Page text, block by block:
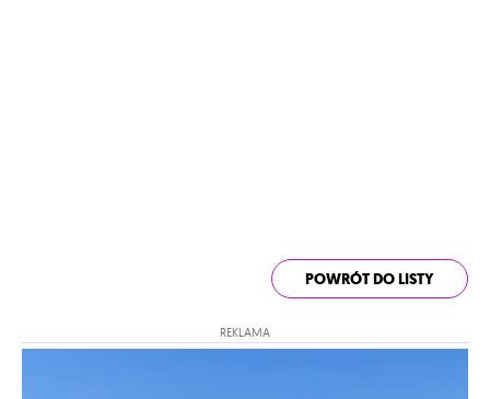
POWRÓT DO LISTY
REKLAMA